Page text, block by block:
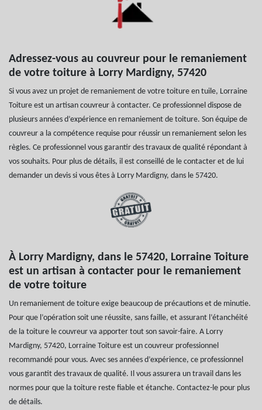
Adressez-vous au couvreur pour le remaniement
de votre toiture à Lorry Mardigny, 57420
Si vous avez un projet de remaniement de votre toiture en tuile, Lorraine
Toiture est un artisan couvreur à contacter. Ce professionnel dispose de
plusieurs années d’expérience en remaniement de toiture. Son équipe de
couvreur a la compétence requise pour réussir un remaniement selon les
règles. Ce professionnel vous garantir des travaux de qualité répondant à
vos souhaits. Pour plus de détails, il est conseillé de le contacter et de lui
demander un devis si vous êtes à Lorry Mardigny, dans le 57420.
À Lorry Mardigny, dans le 57420, Lorraine Toiture
est un artisan à contacter pour le remaniement
de votre toiture
Un remaniement de toiture exige beaucoup de précautions et de minutie.
Pour que l’opération soit une réussite, sans faille, et assurant l’étanchéité
de la toiture le couvreur va apporter tout son savoir-faire. A Lorry
Mardigny, 57420, Lorraine Toiture est un couvreur professionnel
recommandé pour vous. Avec ses années d’expérience, ce professionnel
vous garantit des travaux de qualité. Il vous assurera un travail dans les
normes pour que la toiture reste fiable et étanche. Contactez-le pour plus
de détails.